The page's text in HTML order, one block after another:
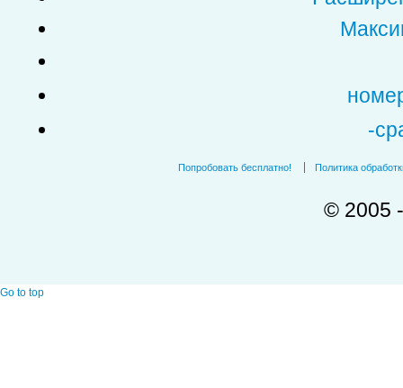
-
Попробовать бесплатно! Политика
© 2005
Go to top